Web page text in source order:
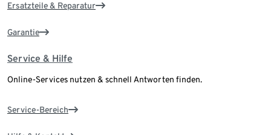
Ersatzteile & Reparatur
Garantie
Service & Hilfe
Online-Services nutzen & schnell Antworten finden.
Service-Bereich